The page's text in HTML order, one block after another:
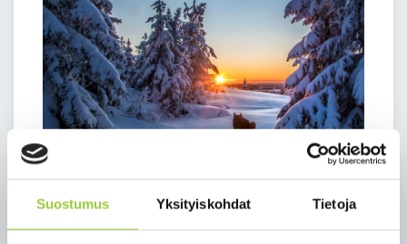
Suostumus Yksityiskohdat Tietoja
Hyvinvointi on kaikille yhteinen asia. Terveys, sujuva